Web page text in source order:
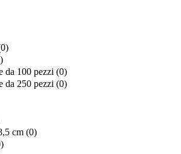
(0)
(0)
Nero
(0)
da 100 pezzi (0)
da 250 pezzi (0)
cm (0)